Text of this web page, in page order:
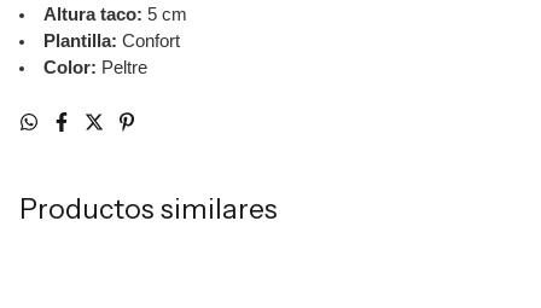
Altura taco: 5 cm
Plantilla: Confort
Color: Peltre
Productos similares